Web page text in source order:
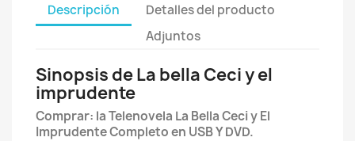
Descripción
Detalles del producto
Adjuntos
Sinopsis de La bella Ceci y el
imprudente
Comprar: la Telenovela La Bella Ceci y El
Imprudente Completo en USB Y DVD.